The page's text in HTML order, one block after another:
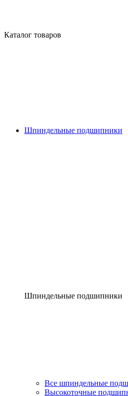
Каталог товаров
Шпиндельные подшипники
Шпиндельные подшипники
Все шпиндельные
Высокоточные